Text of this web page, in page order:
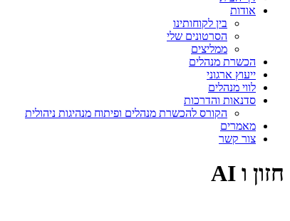
אודות
בין לקוחותינו
הסרטונים שלי
ממליצים
הכשרת מנהלים
ייעוץ ארגוני
לווי מנהלים
סדנאות והדרכות
הקורס להכשרת מנהלים ופיתוח מנהיגות ניהולית
מאמרים
צור קשר
חזון ו AI